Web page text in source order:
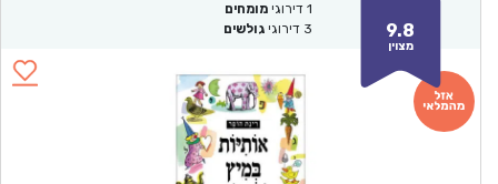
9.8
מצוין
1 דירוגי מומחים
3 דירוגי גולשים